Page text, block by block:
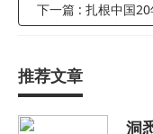
下一篇 : 扎根中国20
推荐文章